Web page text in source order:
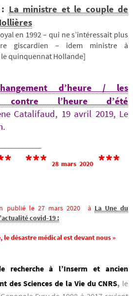
: La ministre et le couple de
en 1992 – qui ne s’intéressait plus
giscardien – idem ministre à
le quinquennat Hollande]
d’heure / les
contre l’heure d’été
Catalifaud, 19 avril 2019, Le
28 mars 2020 ***
publié le 27 mars 2020 à La Une du
covid-19 :
désastre médical est devant nous »
recherche à l’Inserm et ancien
des Sciences de la Vie du CNRS, le